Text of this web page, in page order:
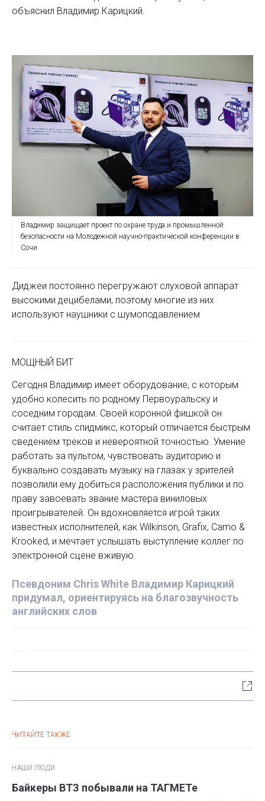
объяснил Владимир Карицкий.
Владимир защищает проект по охране труда и промышленной
безопасности на Молодежной научно-практической конференции в
Сочи
Диджеи постоянно перегружают слуховой аппарат
высокими децибелами, поэтому многие из них
используют наушники с шумоподавлением
МОЩНЫЙ БИТ
Сегодня Владимир имеет оборудование, с которым
удобно колесить по родному Первоуральску и
соседним городам. Своей коронной фишкой он
считает стиль спидмикс, который отличается быстрым
сведением треков и невероятной точностью. Умение
работать за пультом, чувствовать аудиторию и
буквально создавать музыку на глазах у зрителей
позволили ему добиться расположения публики и по
праву завоевать звание мастера виниловых
проигрывателей. Он вдохновляется игрой таких
известных исполнителей, как Wilkinson, Grafix, Camo &
Krooked, и мечтает услышать выступление коллег по
электронной сцене вживую.
Псевдоним Chris White Владимир Карицкий
придумал, ориентируясь на благозвучность
английских слов
ЧИТАЙТЕ ТАКЖЕ
НАШИ ЛЮДИ
Байкеры ВТЗ побывали на ТАГМЕТе